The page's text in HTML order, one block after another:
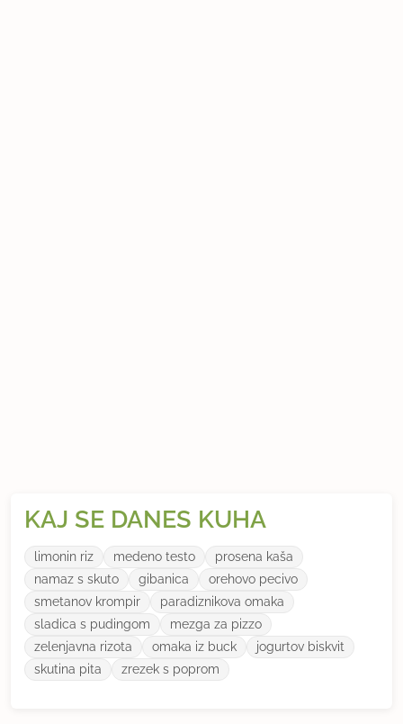
KAJ SE DANES KUHA
limonin riz medeno testo
prosena kaša
namaz s skuto
gibanica
orehovo pecivo
smetanov krompir
paradiznikova omaka
sladica s pudingom
mezga za pizzo
zelenjavna rizota
omaka iz buck
jogurtov biskvit
skutina pita
zrezek s poprom